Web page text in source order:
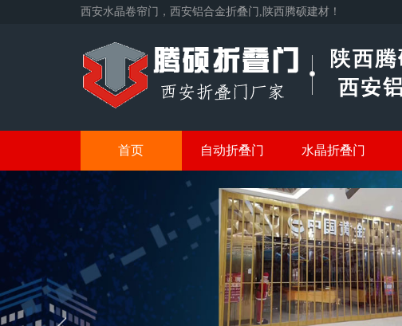
西安水晶卷帘门，西安铝合金折叠门,陕西腾硕建材！
首页 自动折叠门 水晶折叠门